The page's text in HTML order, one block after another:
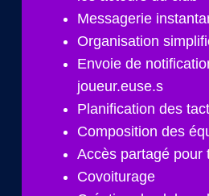
Messagerie
Organisation
Envoie de
joueur.euse.s
Planification des
Composition des
Accès partagé pour
Covoiturage